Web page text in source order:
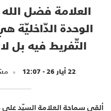
العلامة فضل
الوحدة الدّاخليّة
التّفريط فيه بل
22 أيار 26 - 12:07
ألقى سماحة العلامة السيّد